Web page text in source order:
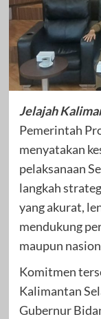
Jelajah
Pemerintah
menyatakan
pelaksanaan
langkah
yang akurat,
mendukung
maupun
Komitmen
Kalimantan
Gubernur